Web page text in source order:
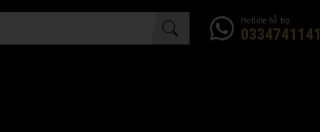
Hotline hỗ trợ:
0334741141